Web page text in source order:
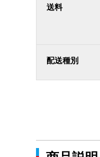
送料
配送種別